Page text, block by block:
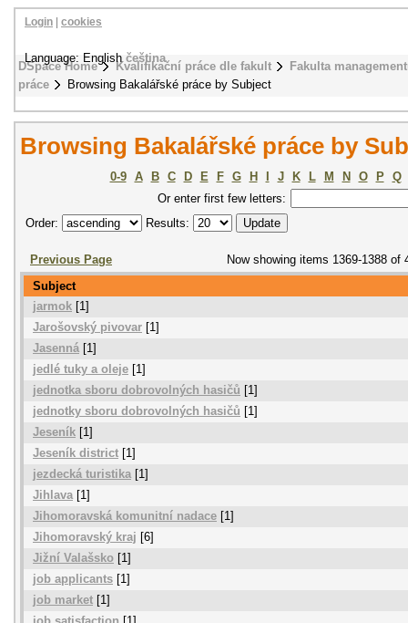
DSpace Home Kvalifikační práce dle fakult
Fakulta
práce
Browsing Bakalářské práce by Subject
Login cookies
Language: Englishčeština
Browsing Bakalářské práce by
0-9 A B C D E F G H J K L M N O P
Q
Or enter first few letters:
Order:
Results:
Previous Page
Now showing items 1369-1388 of
Subject
jarmok [1]
Jarošovský pivovar [1]
Jasenná [1]
jedlé tuky a oleje [1]
jednotka sboru dobrovolných hasičů [1]
jednotky sboru dobrovolných hasičů [1]
Jeseník [1]
Jeseník district [1]
jezdecká turistika [1]
Jihlava[1]
Jihomoravská komunitní nadace [1]
Jihomoravský kraj [6]
Jižní Valašsko [1]
job applicants [1]
job market [1]